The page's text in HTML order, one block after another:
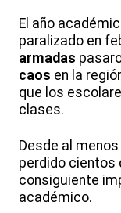
El año
paralizado en
armadas
caos en la
que los
clases.
Desde al
perdido cientos
consiguiente
académico.